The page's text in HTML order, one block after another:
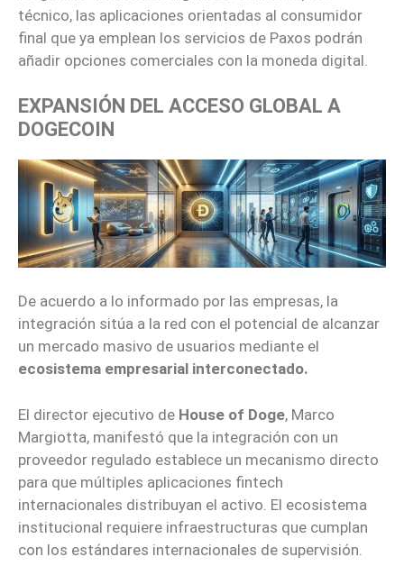
técnico, las aplicaciones orientadas al consumidor
final que ya emplean los servicios de Paxos podrán
añadir opciones comerciales con la moneda digital.
EXPANSIÓN DEL ACCESO GLOBAL A
DOGECOIN
De acuerdo a lo informado por las empresas, la
integración sitúa a la red con el potencial de alcanzar
un mercado masivo de usuarios mediante el
ecosistema empresarial interconectado.
El director ejecutivo de House of Doge, Marco
Margiotta, manifestó que la integración con un
proveedor regulado establece un mecanismo directo
para que múltiples aplicaciones fintech
internacionales distribuyan el activo. El ecosistema
institucional requiere infraestructuras que cumplan
con los estándares internacionales de supervisión.